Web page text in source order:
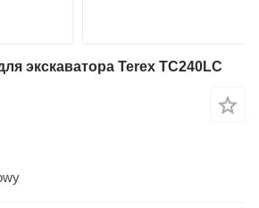
экскаватора Terex TC240LC